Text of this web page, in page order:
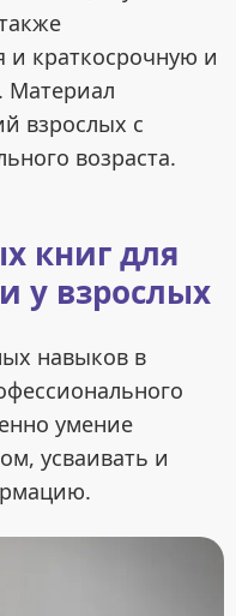
краткосрочную и
Материал
взрослых с
возраста.
книг для
у взрослых
навыков в
умение
усваивать и